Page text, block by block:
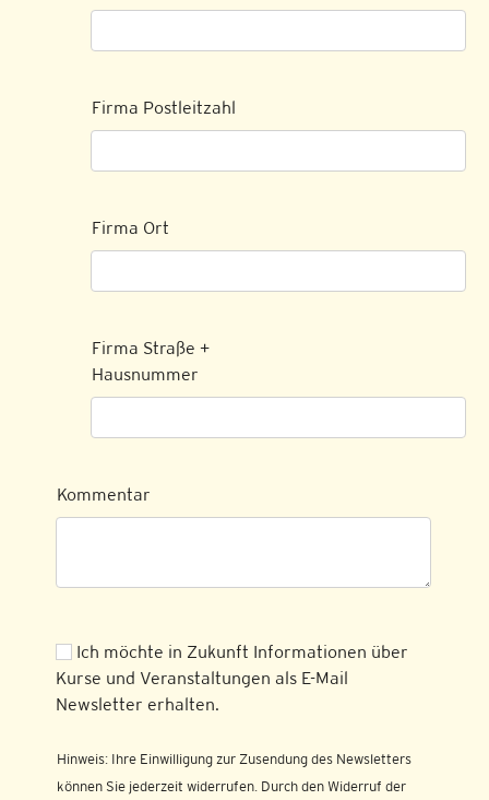
Firma Postleitzahl
Firma Ort
Firma Straße +
Hausnummer
Kommentar
Ich möchte in Zukunft Informationen über
Kurse und Veranstaltungen als E-Mail
Newsletter erhalten.
Hinweis: Ihre Einwilligung zur Zusendung des Newsletters
können Sie jederzeit widerrufen. Durch den Widerruf der